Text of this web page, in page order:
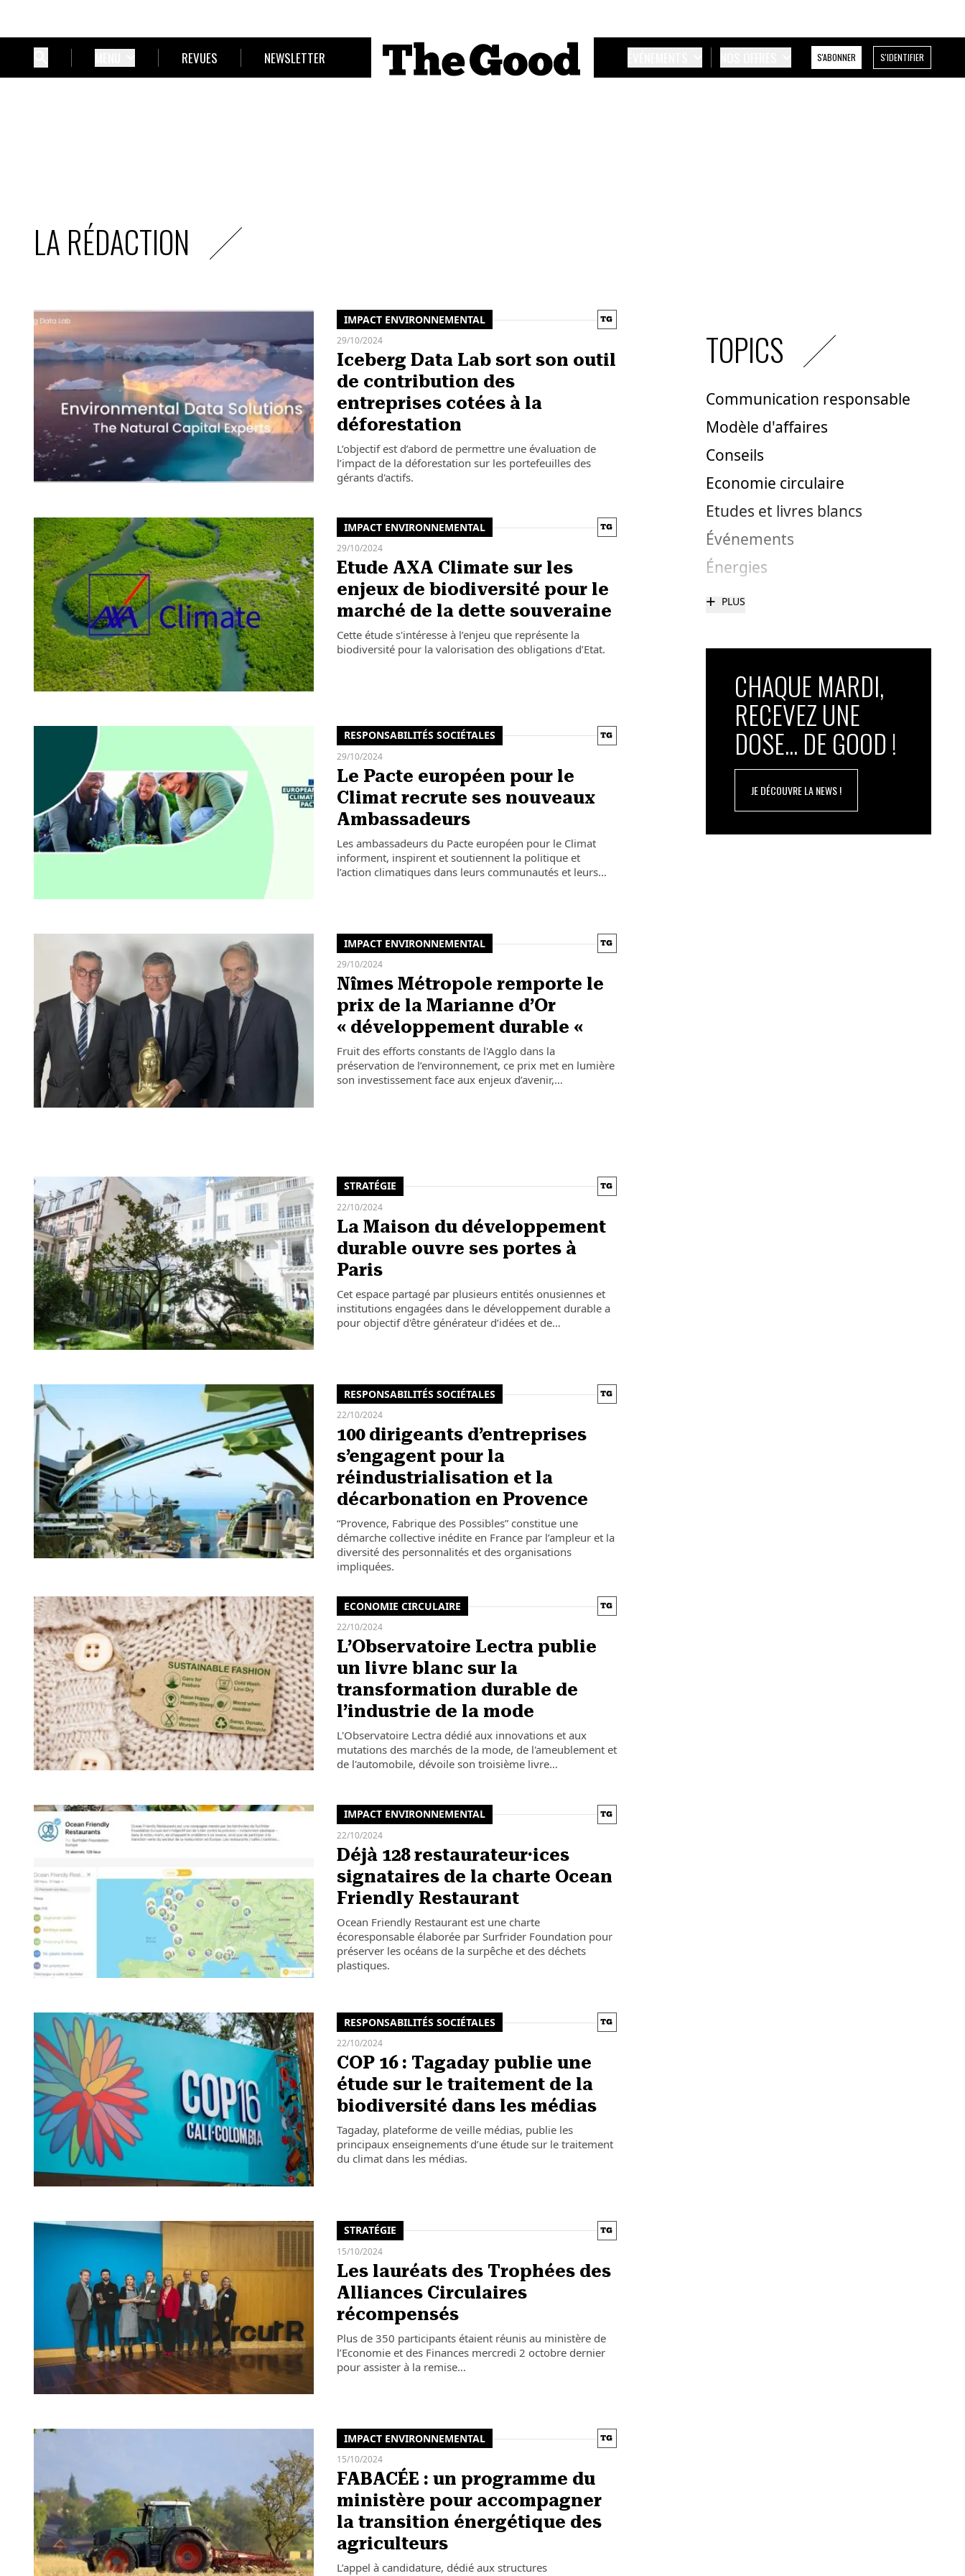
REVUES NEWSLETTER S'ABONNER S'IDENTIFIER
LA RÉDACTION
IMPACT ENVIRONNEMENTAL
29/10/2024
Iceberg Data Lab sort son outil
de contribution des
entreprises cotées à la
déforestation
L’objectif est d’abord de permettre une évaluation de
l’impact de la déforestation sur les portefeuilles des
gérants d'actifs.
IMPACT ENVIRONNEMENTAL
29/10/2024
Etude AXA Climate sur les
enjeux de biodiversité pour le
marché de la dette souveraine
Cette étude s'intéresse à l’enjeu que représente la
biodiversité pour la valorisation des obligations d’Etat.
RESPONSABILITÉS SOCIÉTALES
29/10/2024
Le Pacte européen pour le
Climat recrute ses nouveaux
Ambassadeurs
Les ambassadeurs du Pacte européen pour le Climat
informent, inspirent et soutiennent la politique et
l’action climatiques dans leurs communautés et leurs…
IMPACT ENVIRONNEMENTAL
29/10/2024
Nîmes Métropole remporte le
prix de la Marianne d’Or
« développement durable «
Fruit des efforts constants de l'Agglo dans la
préservation de l’environnement, ce prix met en lumière
son investissement face aux enjeux d’avenir,…
STRATÉGIE
22/10/2024
La Maison du développement
durable ouvre ses portes à
Paris
Cet espace partagé par plusieurs entités onusiennes et
institutions engagées dans le développement durable a
pour objectif d'être générateur d’idées et de…
RESPONSABILITÉS SOCIÉTALES
22/10/2024
100 dirigeants d’entreprises
s’engagent pour la
réindustrialisation et la
décarbonation en Provence
“Provence, Fabrique des Possibles” constitue une
démarche collective inédite en France par l’ampleur et la
diversité des personnalités et des organisations
impliquées.
ECONOMIE CIRCULAIRE
22/10/2024
L’Observatoire Lectra publie
un livre blanc sur la
transformation durable de
l’industrie de la mode
L'Observatoire Lectra dédié aux innovations et aux
mutations des marchés de la mode, de l'ameublement et
de l'automobile, dévoile son troisième livre…
IMPACT ENVIRONNEMENTAL
22/10/2024
Déjà 128 restaurateur·ices
signataires de la charte Ocean
Friendly Restaurant
Ocean Friendly Restaurant est une charte
écoresponsable élaborée par Surfrider Foundation pour
préserver les océans de la surpêche et des déchets
plastiques.
RESPONSABILITÉS SOCIÉTALES
22/10/2024
COP 16 : Tagaday publie une
étude sur le traitement de la
biodiversité dans les médias
Tagaday, plateforme de veille médias, publie les
principaux enseignements d’une étude sur le traitement
du climat dans les médias.
STRATÉGIE
15/10/2024
Les lauréats des Trophées des
Alliances Circulaires
récompensés
Plus de 350 participants étaient réunis au ministère de
l’Economie et des Finances mercredi 2 octobre dernier
pour assister à la remise…
IMPACT ENVIRONNEMENTAL
15/10/2024
FABACÉE : un programme du
ministère pour accompagner
la transition énergétique des
agriculteurs
L’appel à candidature, dédié aux structures
TOPICS
Communication responsable
Modèle d'affaires
Conseils
Economie circulaire
Etudes et livres blancs
Événements
Énergies
+ PLUS
CHAQUE MARDI,
RECEVEZ UNE
DOSE... DE GOOD !
JE DÉCOUVRE LA NEWS !